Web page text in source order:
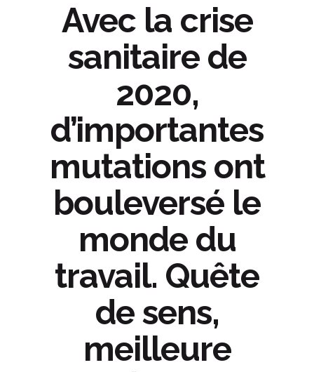
Avec la crise
sanitaire de
2020,
d’importantes
mutations ont
bouleversé le
monde du
travail. Quête
de sens,
meilleure